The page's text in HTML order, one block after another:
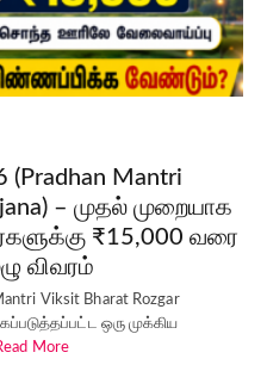
(Pradhan Mantri
– முதல் முறையாக
₹15,000 வரை
விவரம்
Viksit Bharat Rozgar
ஒரு முக்கிய
More